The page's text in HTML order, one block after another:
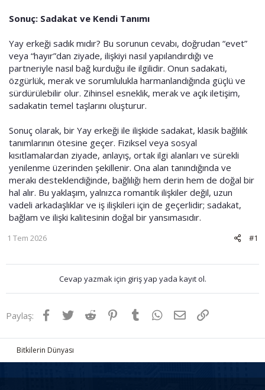
Sonuç: Sadakat ve Kendi Tanımı
Yay erkeği sadık mıdır? Bu sorunun cevabı, doğrudan “evet”
veya “hayır”dan ziyade, ilişkiyi nasıl yapılandırdığı ve
partneriyle nasıl bağ kurduğu ile ilgilidir. Onun sadakati,
özgürlük, merak ve sorumlulukla harmanlandığında güçlü ve
sürdürülebilir olur. Zihinsel esneklik, merak ve açık iletişim,
sadakatin temel taşlarını oluşturur.
Sonuç olarak, bir Yay erkeği ile ilişkide sadakat, klasik bağlılık
tanımlarının ötesine geçer. Fiziksel veya sosyal
kısıtlamalardan ziyade, anlayış, ortak ilgi alanları ve sürekli
yenilenme üzerinden şekillenir. Ona alan tanındığında ve
merakı desteklendiğinde, bağlılığı hem derin hem de doğal bir
hal alır. Bu yaklaşım, yalnızca romantik ilişkiler değil, uzun
vadeli arkadaşlıklar ve iş ilişkileri için de geçerlidir; sadakat,
bağlam ve ilişki kalitesinin doğal bir yansımasıdır.
#1
1 Tem 2026
Cevap yazmak için giriş yap yada kayıt ol.
Paylaş: Facebook
TwitterReddit Pinterest
Tumblr WhatsApp
E-postaLink
Bitkilerin Dünyası